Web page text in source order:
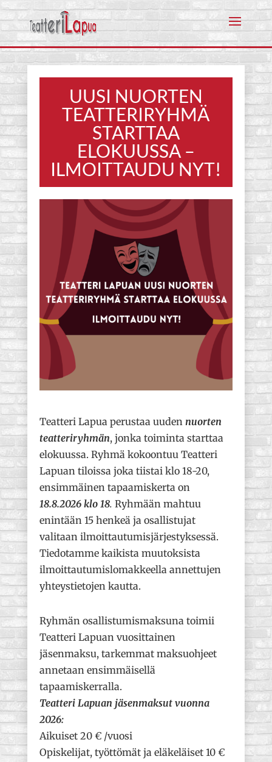
UUSI NUORTEN
TEATTERIRYHMÄ
STARTTAA
ELOKUUSSA –
ILMOITTAUDU NYT!
Teatteri Lapua perustaa uuden nuorten
teatteriryhmän, jonka toiminta starttaa
elokuussa. Ryhmä kokoontuu Teatteri
Lapuan tiloissa joka tiistai klo 18-20,
ensimmäinen tapaamiskerta on
18.8.2026 klo 18. Ryhmään mahtuu
enintään 15 henkeä ja osallistujat
valitaan ilmoittautumisjärjestyksessä.
Tiedotamme kaikista muutoksista
ilmoittautumislomakkeella annettujen
yhteystietojen kautta.
Ryhmän osallistumismaksuna toimii
Teatteri Lapuan vuosittainen
jäsenmaksu, tarkemmat maksuohjeet
annetaan ensimmäisellä
tapaamiskerralla.
Teatteri Lapuan jäsenmaksut vuonna
2026:
Aikuiset 20 € /vuosi
Opiskelijat, työttömät ja eläkeläiset 10 €